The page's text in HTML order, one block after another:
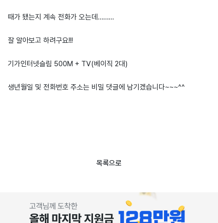
때가 됐는지 계속 전화가 오는데………
잘 알아보고 하려구요!!!
기가인터넷슬림 500M + TV(베이직 2대)
생년월일 및 전화번호 주소는 비밀 댓글에 남기겠습니다~~~^^
목록으로